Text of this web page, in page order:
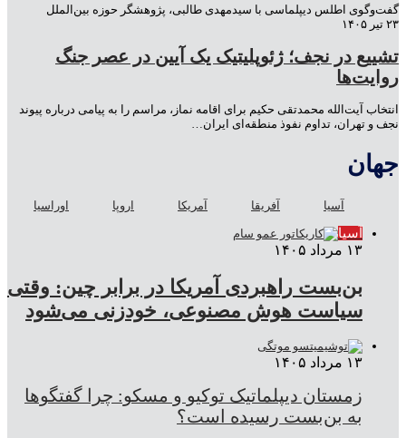
گفت‌وگوی اطلس دیپلماسی با سیدمهدی طالبی، پژوهشگر حوزه بین‌الملل
۲۳ تیر ۱۴۰۵
تشییع در نجف؛ ژئوپلیتیک یک آیین در عصر جنگ
روایت‌ها
انتخاب آیت‌الله محمدتقی حکیم برای اقامه نماز، مراسم را به پیامی درباره پیوند
نجف و تهران، تداوم نفوذ منطقه‌ای ایران…
جهان
آسیا آفریقا آمریکا اروپا اوراسیا
آسیا
۱۳ مرداد ۱۴۰۵
بن‌بست راهبردی آمریکا در برابر چین: وقتی
سیاست هوش مصنوعی، خودزنی می‌شود
۱۳ مرداد ۱۴۰۵
زمستان دیپلماتیک توکیو و مسکو: چرا گفتگوها
به بن‌بست رسیده است؟